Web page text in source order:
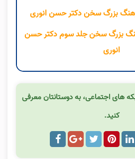
بزرگ سخن دکتر حسن انوری
بزرگ سخن جلد سوم دکتر حسن
انوری
های اجتماعی، به دوستانتان معرفی
کنید.